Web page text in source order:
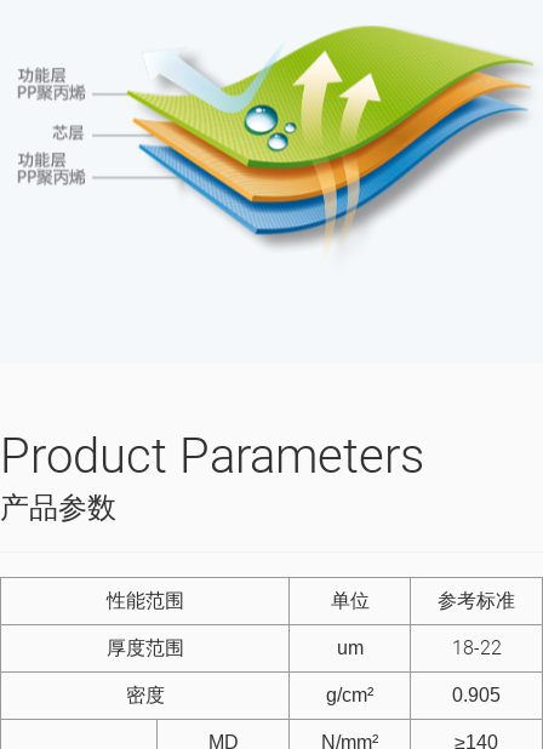
Product Parameters
产品参数
性能范围 单位 参考标准
厚度范围 um 18-22
密度 g/cm² 0.905
MD N/mm² ≥140